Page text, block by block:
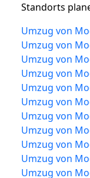
Standorts
Umzug von
Umzug von
Umzug von
Umzug von
Umzug von
Umzug von
Umzug von
Umzug von
Umzug von
Umzug von
Umzug von